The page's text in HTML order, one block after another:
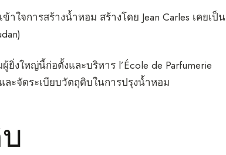
จการสร้างน้ำหอม สร้างโดย Jean Carles เคยเป็น
งใหญ่นี้ก่อตั้งและบริหาร l’École de Parfumerie
ละจัดระเบียบวัตถุดิบในการปรุงน้ำหอม